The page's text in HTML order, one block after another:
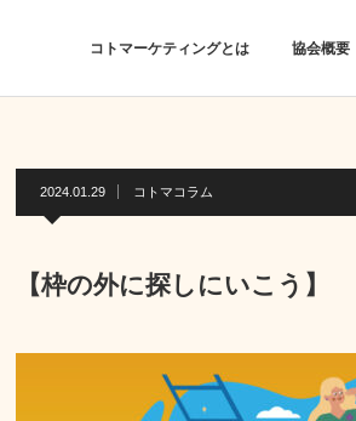
コトマーケティングとは 協会概要
2024.01.29 コトマコラム
【枠の外に探しにいこう】